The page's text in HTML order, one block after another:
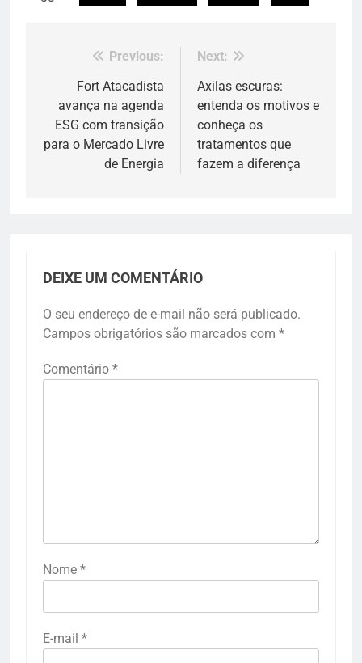
Navegação
Post
Previous:
Fort Atacadista
avança na agenda
ESG com transição
para o Mercado Livre
de Energia
Next:
Axilas escuras:
entenda os motivos e
conheça os
tratamentos que
fazem a diferença
DEIXE UM COMENTÁRIO
O seu endereço de e-mail não será publicado.
Campos obrigatórios são marcados com *
Comentário *
Nome *
E-mail *